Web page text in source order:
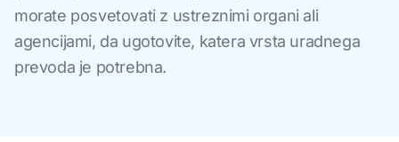
morate posvetovati z ustreznimi organi ali
agencijami, da ugotovite, katera vrsta uradnega
prevoda je potrebna.